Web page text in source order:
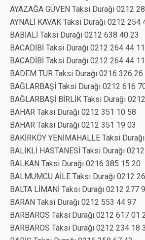
AYAZAĞA GÜVEN Taksi Durağı 0212
AYNALİ KAVAK Taksi Durağı 0212 254
BABİALİ Taksi Durağı 0212 638 40 23
BACADİBİ Taksi Durağı 0212 264 44 11
BACADİBİ Taksi Durağı 0212 264 44 11
BADEM TUR Taksi Durağı 0216 326
BAĞLARBAŞİ Taksi Durağı 0212 616
BAĞLARBAŞİ BİRLİK Taksi Durağı
BAHAR Taksi Durağı 0212 351 10 58
BAHAR Taksi Durağı 0212 351 19 03
BAKİRKÖY YENİMAHALLE Taksi
BALİKLİ HASTANESİ Taksi Durağı
BALKAN Taksi Durağı 0216 385 15 20
BALMUMCU AİLE Taksi Durağı 0212
BALTA LİMANİ Taksi Durağı 0212 277
BARAN Taksi Durağı 0212 553 44 97
BARBAROS Taksi Durağı 0212 617 01
BARBAROS Taksi Durağı 0212 234 18